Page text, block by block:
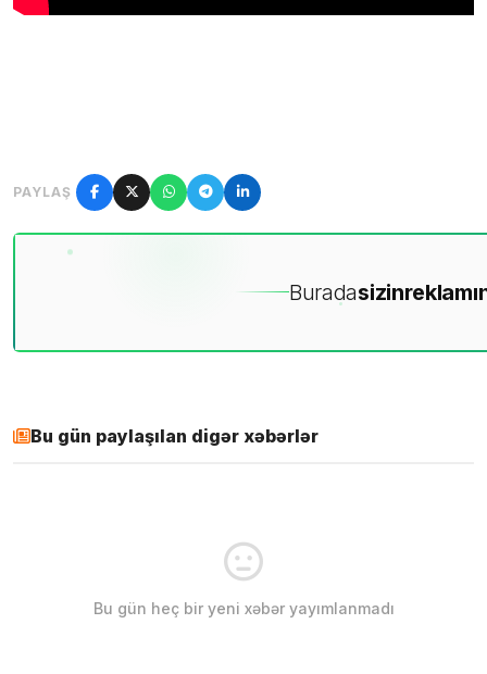
PAYLAŞ
Buradasizin
Bu gün paylaşılan digər xəbərlər
Bu gün heç bir yeni xəbər yayımlanmadı